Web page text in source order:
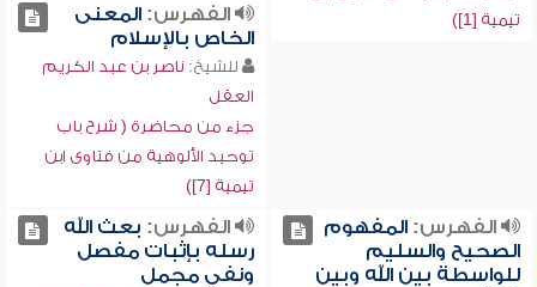
تيمية [1])
الفهرس:المعنى
الخاص بالإسلام
للشيخ: ناصر بن عبد الكريم
العقل
جزء من محاضرة ( شرح باب
توحيد الألوهية من فتاوى ابن
تيمية [7])
الفهرس:المفهوم
الصحيح والسليم
للواسطة بين الله وبين
الفهرس: بعث الله
رسله بإثبات مفصل
ونفي مجمل